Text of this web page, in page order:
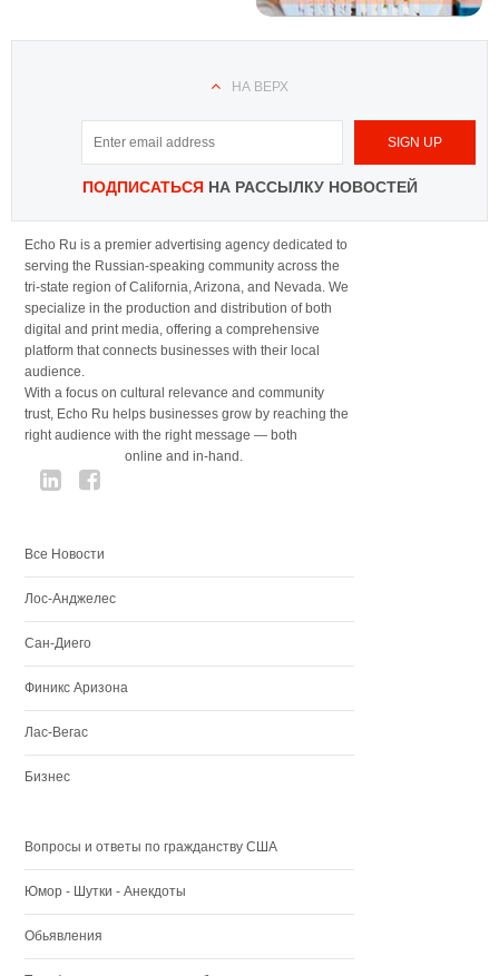
НА ВЕРХ
ПОДПИСАТЬСЯНА РАССЫЛКУ НОВОСТЕЙ
Echo Ru is a premier advertising agency dedicated to
serving the Russian-speaking community across the
tri-state region of California, Arizona, and Nevada. We
specialize in the production and distribution of both
digital and print media, offering a comprehensive
platform that connects businesses with their local
audience.
With a focus on cultural relevance and community
trust, Echo Ru helps businesses grow by reaching the
right audience with the right message — both
online and in-hand.
Все Новости
Лос-Анджелес
Сан-Диего
Финикс Аризона
Лас-Вегас
Бизнес
Вопросы и ответы по гражданству США
Юмор - Шутки - Анекдоты
Обьявления